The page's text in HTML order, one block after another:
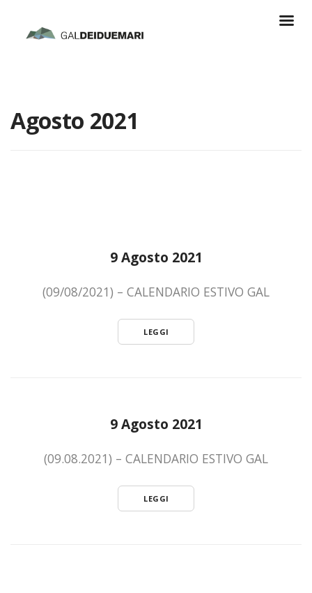
Agosto 2021
9 Agosto 2021
(09/08/2021) – CALENDARIO ESTIVO GAL
LEGGI
9 Agosto 2021
(09.08.2021) – CALENDARIO ESTIVO GAL
LEGGI